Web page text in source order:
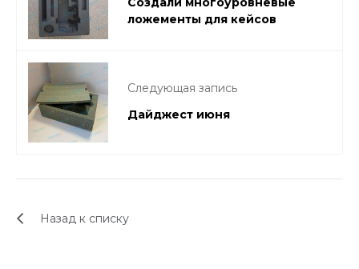
ложементы для кейсов
Следующая запись
Дайджест июня
Назад к списку